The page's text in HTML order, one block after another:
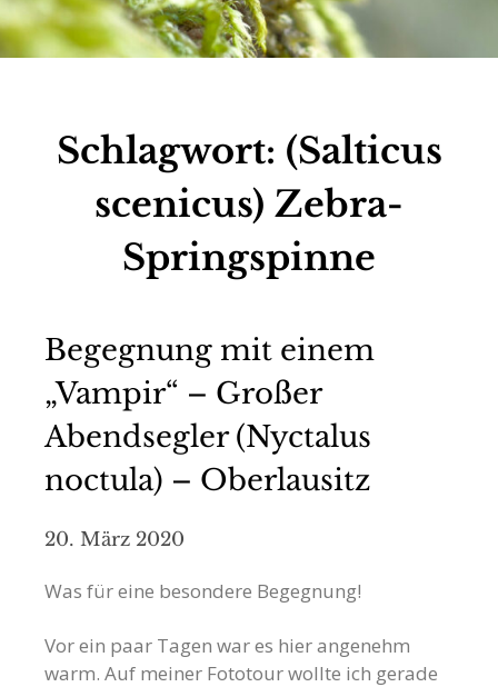
Schlagwort: (Salticus
scenicus) Zebra-
Springspinne
Begegnung mit einem
„Vampir“ – Großer
Abendsegler (Nyctalus
noctula) – Oberlausitz
20. März 2020
Was für eine besondere Begegnung!
Vor ein paar Tagen war es hier angenehm
warm. Auf meiner Fototour wollte ich gerade